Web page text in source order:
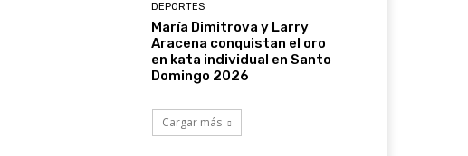
DEPORTES
María Dimitrova y Larry
Aracena conquistan el oro
en kata individual en Santo
Domingo 2026
Cargar más